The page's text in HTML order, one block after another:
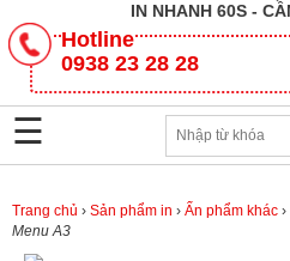
IN NHANH 60S -
Hotline
0938 23 28 28
CÔNG
TY
TNHH
TM
DV
ANH
☰
Trang chủ › Sản phẩm in › Ấn phẩm khác ›
Menu A3